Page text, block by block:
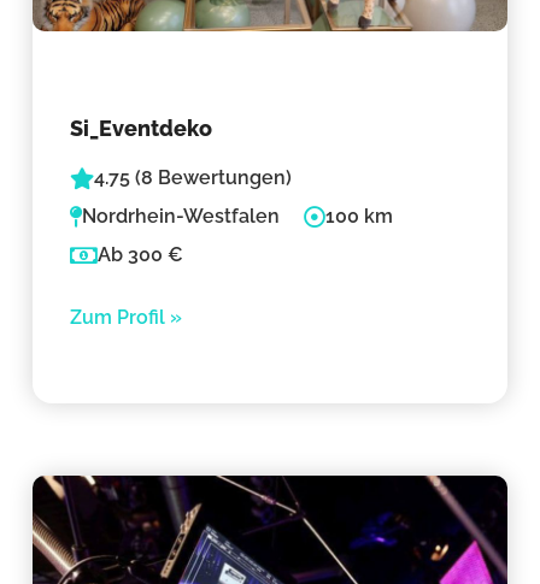
Si_Eventdeko
4.75 (8 Bewertungen)
Nordrhein-Westfalen
100 km
Ab 300 €
Zum Profil »